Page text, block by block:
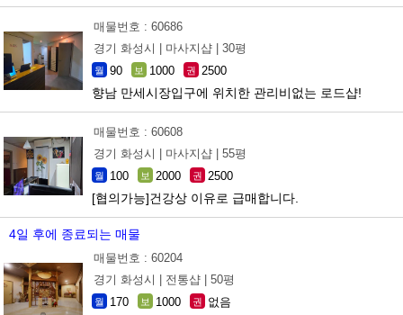
매물번호 : 60686
경기 화성시 |
마사지샵 | 30평
월 90 보 1000 권 2500
향남 만세시장입구에 위치한 관리비없는 로드샵!
매물번호 : 60608
경기 화성시 |
마사지샵 | 55평
월 100 보 2000 권 2500
[협의가능]건강상 이유로 급매합니다.
4일 후에 종료되는 매물
매물번호 : 60204
경기 화성시 |
전통샵 | 50평
월 170 보 1000 권 없음